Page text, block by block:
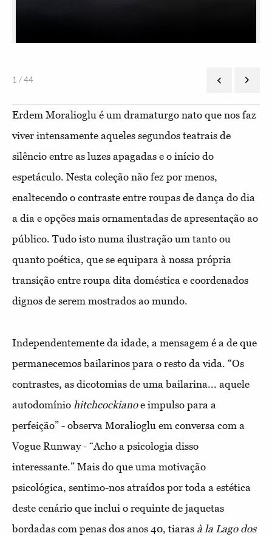
1 / 44
Erdem Moralioglu é um dramaturgo nato que nos faz
viver intensamente aqueles segundos teatrais de
silêncio entre as luzes apagadas e o início do
espetáculo. Nesta coleção não fez por menos,
enaltecendo o contraste entre roupas de dança do dia
a dia e opções mais ornamentadas de apresentação ao
público. Tudo isto numa ilustração um tanto ou
quanto poética, que se equipara à nossa própria
transição entre roupa dita doméstica e coordenados
dignos de serem mostrados ao mundo.
Independentemente da idade, a mensagem é a de que
permanecemos bailarinos para o resto da vida. “Os
contrastes, as dicotomias de uma bailarina... aquele
autodomínio hitchcockianoe impulso para a
perfeição” - observa Moralioglu em conversa com a
Vogue Runway - “Acho a psicologia disso
interessante.” Mais do que uma motivação
psicológica, sentimo-nos atraídos por toda a estética
deste cenário que inclui o requinte de jaquetas
bordadas com penas dos anos 40, tiaras à la Lago dos